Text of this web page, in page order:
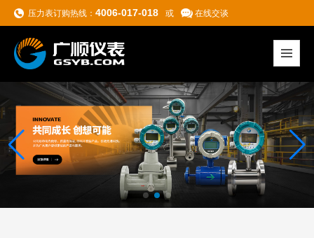
压力表订购热线： 4006-017-018 或 在线交谈